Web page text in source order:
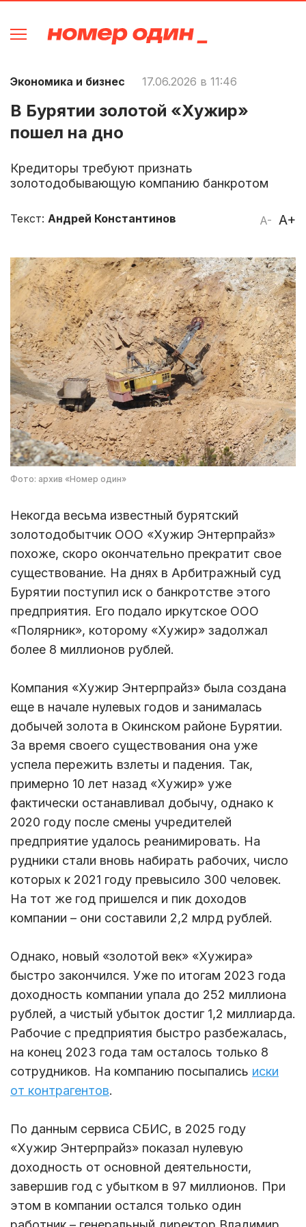
Экономика и бизнес 17.06.2026 в 11:46
В Бурятии золотой «Хужир»
пошел на дно
Кредиторы требуют признать
золотодобывающую компанию банкротом
A- A+
Текст: Андрей Константинов
Фото: архив «Номер один»
Некогда весьма известный бурятский
золотодобытчик ООО «Хужир Энтерпрайз»
похоже, скоро окончательно прекратит свое
существование. На днях в Арбитражный суд
Бурятии поступил иск о банкротстве этого
предприятия. Его подало иркутское ООО
«Полярник», которому «Хужир» задолжал
более 8 миллионов рублей.
Компания «Хужир Энтерпрайз» была создана
еще в начале нулевых годов и занималась
добычей золота в Окинском районе Бурятии.
За время своего существования она уже
успела пережить взлеты и падения. Так,
примерно 10 лет назад «Хужир» уже
фактически останавливал добычу, однако к
2020 году после смены учредителей
предприятие удалось реанимировать. На
рудники стали вновь набирать рабочих, число
которых к 2021 году превысило 300 человек.
На тот же год пришелся и пик доходов
компании – они составили 2,2 млрд рублей.
Однако, новый «золотой век» «Хужира»
быстро закончился. Уже по итогам 2023 года
доходность компании упала до 252 миллиона
рублей, а чистый убыток достиг 1,2 миллиарда.
Рабочие с предприятия быстро разбежалась,
на конец 2023 года там осталось только 8
сотрудников. На компанию посыпались иски
от контрагентов.
По данным сервиса СБИС, в 2025 году
«Хужир Энтерпрайз» показал нулевую
доходность от основной деятельности,
завершив год с убытком в 97 миллионов. При
этом в компании остался только один